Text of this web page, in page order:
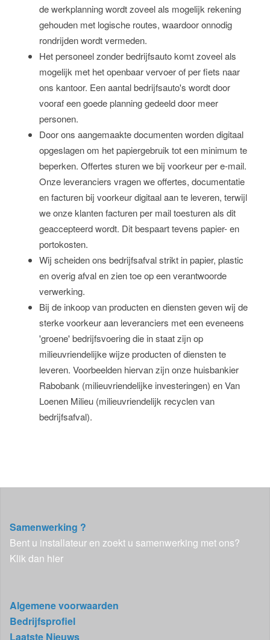
de werkplanning wordt zoveel als mogelijk rekening
gehouden met logische routes, waardoor onnodig
rondrijden wordt vermeden.
Het personeel zonder bedrijfsauto komt zoveel als
mogelijk met het openbaar vervoer of per fiets naar
ons kantoor. Een aantal bedrijfsauto's wordt door
vooraf een goede planning gedeeld door meer
personen.
Door ons aangemaakte documenten worden digitaal
opgeslagen om het papiergebruik tot een minimum te
beperken. Offertes sturen we bij voorkeur per e-mail.
Onze leveranciers vragen we offertes, documentatie
en facturen bij voorkeur digitaal aan te leveren, terwijl
we onze klanten facturen per mail toesturen als dit
geaccepteerd wordt. Dit bespaart tevens papier- en
portokosten.
Wij scheiden ons bedrijfsafval strikt in papier, plastic
en overig afval en zien toe op een verantwoorde
verwerking.
Bij de inkoop van producten en diensten geven wij de
sterke voorkeur aan leveranciers met een eveneens
'groene' bedrijfsvoering die in staat zijn op
milieuvriendelijke wijze producten of diensten te
leveren. Voorbeelden hiervan zijn onze huisbankier
Rabobank (milieuvriendelijke investeringen) en Van
Loenen Milieu (milieuvriendelijk recyclen van
bedrijfsafval).
Samenwerking ?
Bent u installateur en zoekt u samenwerking met ons?
Klik dan hier
Algemene voorwaarden
Bedrijfsprofiel
Laatste Nieuws